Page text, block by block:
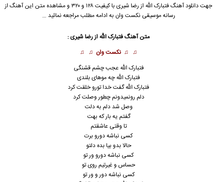
جهت دانلود آهنگ فتبارک الله از رضا شیری با کیفیت ۱۲۸ و ۳۲۰ و مشاهده متن این آهنگ از
رسانه موسیقی نکست وان به ادامه مطلب مراجعه نمائید …
متن آهنگ فتبارک الله از رضا شیری :
♫ ♫ نکست وان ♫ ♫
ﻓﺘﺒﺎرک اﻟﻠﻪ ﻋﺠﺐ ﭼﺸﻢ ﻗﺸﻨﮕﻰ
ﻓﺘﺒﺎرک اﻟﻠﻪ ﭼﻪ ﻣﻮﻫﺎی ﺑﻠﻨﺪی
ﻓﺘﺒﺎرک اﻟﻠﻪ ﮔﻔﺖ ﺧﺪا ﺗﻮرو ﺧﻠﻘﺖ ﻛﺮد
دﻟﻢ روﻧﻤﻴﺪوﻧﻢ ﭼﻄﻮر وﺻﻠﺖ ﻛﺮد
وﺻﻞ ﺷﺪ دﻟﻢ ﺑﻪ دﻟﺖ
ﮔﻔﺘﻢ ﻳﻪ ﺑﺎر ﻛﻪ ﺑﻬﺖ
ﺗﺎ وﻗﺘﻰ ﻋﺎﺷﻘﺘﻢ
ﻛﺴﻰ ﻧﺒﺎﺷﻪ دورو ﺑﺮت
ﺣﺎﻟﺎ ﺑﺪو ﺑﻴﺎ ﺑﺪه دﻟﺘﻮ
ﻛﺴﻰ ﻧﺒﺎﺷﻪ دورو ور ﺗﻮ
ﺣﺴﺎس و ﻏﻴﺮﺗﻴﻢ روی ﺗﻮ
ﻛﺴﻰ ﻧﺒﺎﺷﻪ دور و ور ﺗﻮ